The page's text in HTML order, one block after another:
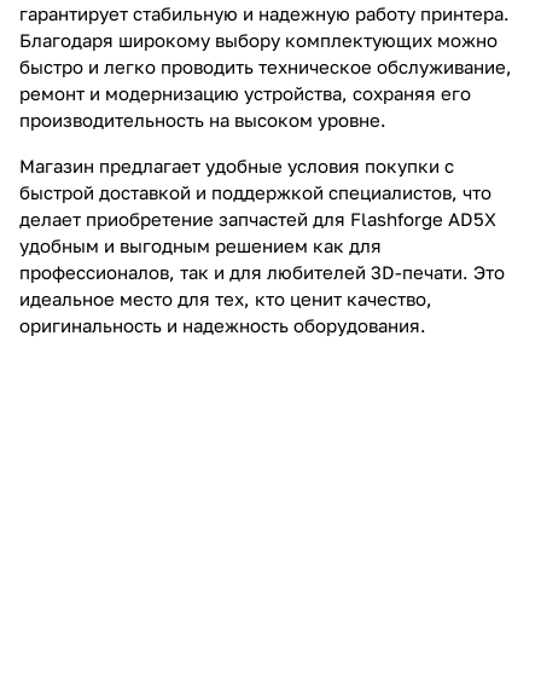
гарантирует стабильную и надежную работу принтера.
Благодаря широкому выбору комплектующих можно
быстро и легко проводить техническое обслуживание,
ремонт и модернизацию устройства, сохраняя его
производительность на высоком уровне.
Магазин предлагает удобные условия покупки с
быстрой доставкой и поддержкой специалистов, что
делает приобретение запчастей для Flashforge AD5X
удобным и выгодным решением как для
профессионалов, так и для любителей 3D-печати. Это
идеальное место для тех, кто ценит качество,
оригинальность и надежность оборудования.